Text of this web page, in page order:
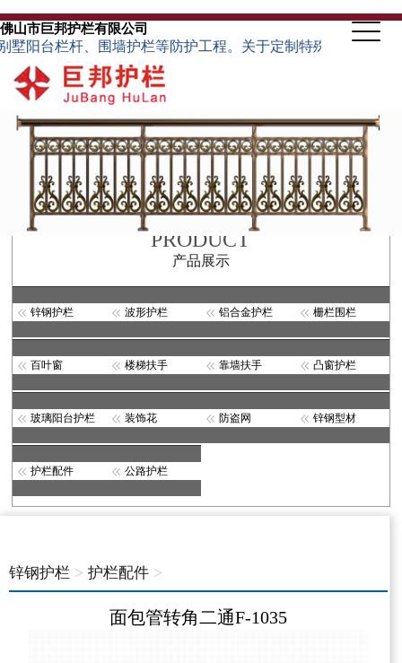
佛山市巨邦护栏有限公司
台栏杆、围墙护栏等防护工程。关于定制特殊规格的护栏类
PRODUCT
产品展示
锌钢护栏 波形护栏 铝合金护栏 栅栏围栏
百叶窗 楼梯扶手 靠墙扶手 凸窗护栏
玻璃阳台护栏 装饰花 防盗网 锌钢型材
护栏配件 公路护栏
锌钢护栏 >护栏配件 >
面包管转角二通F-1035